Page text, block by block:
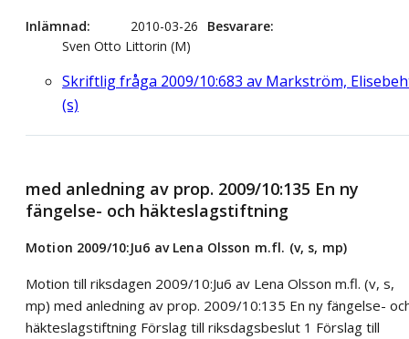
Inlämnad 2010-03-26
Besvarare
Sven Otto Littorin (M)
Skriftlig fråga 2009/10:683 av Markström,
(s)
med anledning av prop. 2009/10:135 En ny
fängelse- och häkteslagstiftning
Motion 2009/10:Ju6 av Lena Olsson m.fl. (v, s, mp)
Motion till riksdagen 2009/10:Ju6 av Lena Olsson m.fl. (v, s,
mp) med anledning av prop. 2009/10:135 En ny fängelse-
häkteslagstiftning Förslag till riksdagsbeslut 1 Förslag till